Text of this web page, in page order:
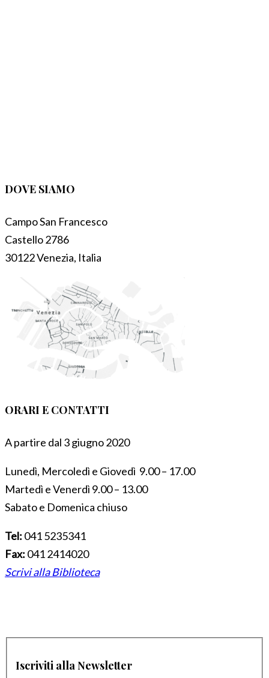
DOVE SIAMO
Campo San Francesco
Castello 2786
30122 Venezia, Italia
ORARI E CONTATTI
A partire dal 3 giugno 2020
Lunedì, Mercoledì e Giovedì 9.00 – 17.00
Martedì e Venerdì 9.00 – 13.00
Sabato e Domenica chiuso
Tel: 041 5235341
Fax: 041 2414020
Scrivi alla Biblioteca
Iscriviti alla Newsletter